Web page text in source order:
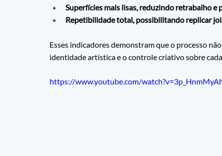
Superfícies mais lisas, reduzindo retrabalho
Repetibilidade total, possibilitando replicar
Esses indicadores demonstram que o processo
identidade artística e o controle criativo sobre
https://www.youtube.com/